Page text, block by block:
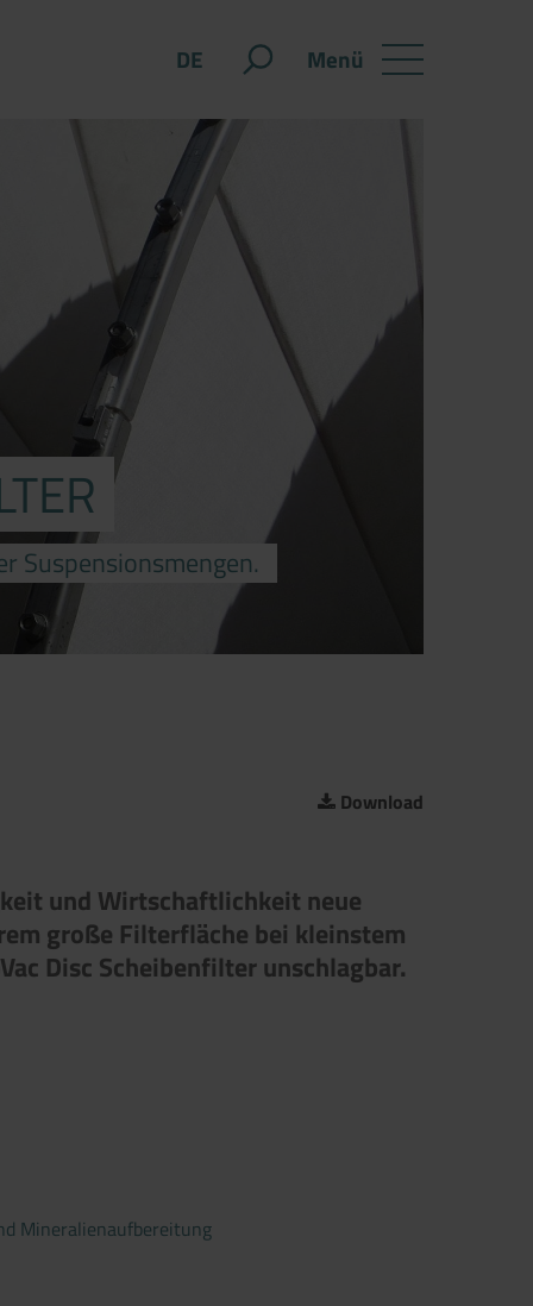
Menü
DE
Suspensionsmengen.
Download
und Wirtschaftlichkeit neue
große Filterfläche bei kleinstem
Disc Scheibenfilter unschlagbar.
Mineralienaufbereitung